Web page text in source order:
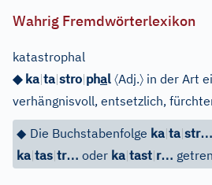
Wahrig Fremdwörterlexikon
katastrophal
◆ ka|ta|stro|phal 〈Adj.〉 in der Art
verhängnisvoll, entsetzlich,
◆ Die Buchstabenfolge ka|ta|str…
ka|tas|tr… oder ka|tast|r…